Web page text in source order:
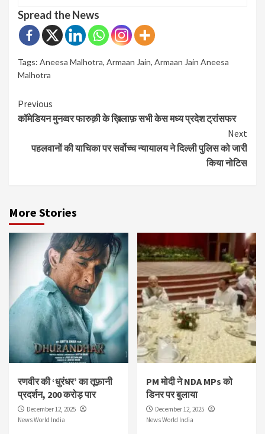
Spread the News
Tags: Aneesa Malhotra, Armaan Jain, Armaan Jain Aneesa
Malhotra
Continue
Reading
Previous
कॉमेडियन मुनव्वर फारुक़ी के ख़िलाफ़ सभी केस मध्य प्रदेश ट्रांसफर
Next
पहलवानों की याचिका पर सर्वोच्च न्यायालय ने दिल्ली पुलिस को जारी
किया नोटिस
More Stories
रणवीर की ‘धुरंधर’ का तूफ़ानी
प्रदर्शन, 200 करोड़ पार
December 12, 2025
News World India
PM मोदी ने NDA MPs को
डिनर पर बुलाया
December 12, 2025
News World India